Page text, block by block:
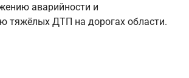
аварийности и
тяжёлых ДТП на дорогах области.